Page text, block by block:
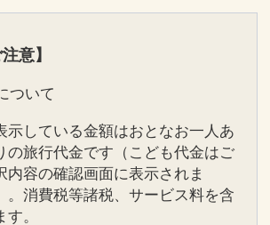
トコース番号：DP-1-
意】
ついて
示している金額はおとなお一人あ
の旅行代金です（こども代金はご
内容の確認画面に表示されま
。消費税等諸税、サービス料を含
す。